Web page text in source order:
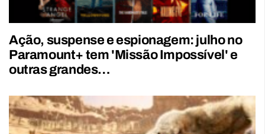
Ação, suspense e espionagem: julho no
Paramount+ tem 'Missão Impossível' e
outras grandes…